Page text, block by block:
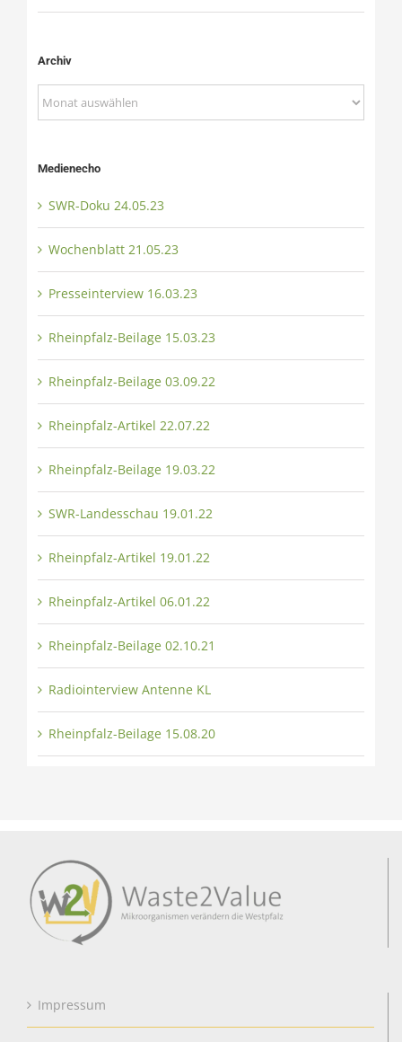
Archiv
Archiv
Medienecho
SWR-Doku 24.05.23
Wochenblatt 21.05.23
Presseinterview 16.03.23
Rheinpfalz-Beilage 15.03.23
Rheinpfalz-Beilage 03.09.22
Rheinpfalz-Artikel 22.07.22
Rheinpfalz-Beilage 19.03.22
SWR-Landesschau 19.01.22
Rheinpfalz-Artikel 19.01.22
Rheinpfalz-Artikel 06.01.22
Rheinpfalz-Beilage 02.10.21
Radiointerview Antenne KL
Rheinpfalz-Beilage 15.08.20
Impressum